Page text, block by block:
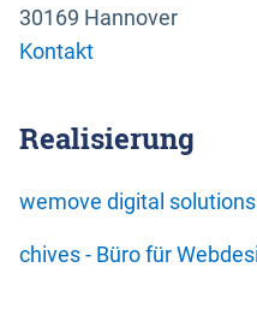
30169 Hannover
Kontakt
Realisierung
wemove digital
chives - Büro für